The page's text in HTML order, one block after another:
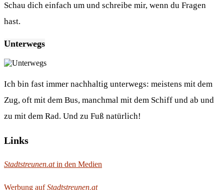
Schau dich einfach um und schreibe mir, wenn du Fragen
hast.
Unterwegs
Ich bin fast immer nachhaltig unterwegs: meistens mit dem
Zug, oft mit dem Bus, manchmal mit dem Schiff und ab und
zu mit dem Rad. Und zu Fuß natürlich!
Links
Stadtstreunen.atin den Medien
Werbung aufStadtstreunen.at